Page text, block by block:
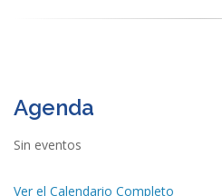
Agenda
Sin eventos
Ver el Calendario Completo